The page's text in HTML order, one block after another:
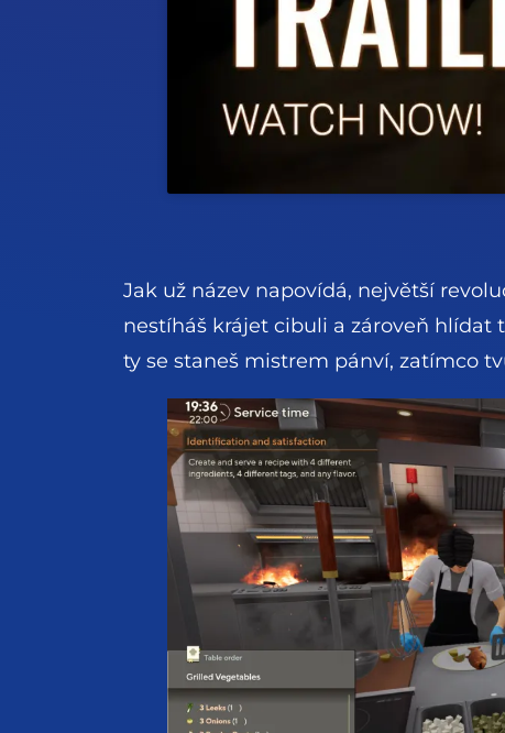
Jak už název napovídá, největší
nestíháš krájet cibuli a zároveň hlídat
ty se staneš mistrem pánví, zatímco